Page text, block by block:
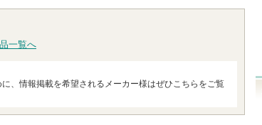
一覧へ
、情報掲載を希望されるメーカー様はぜひこちらをご覧